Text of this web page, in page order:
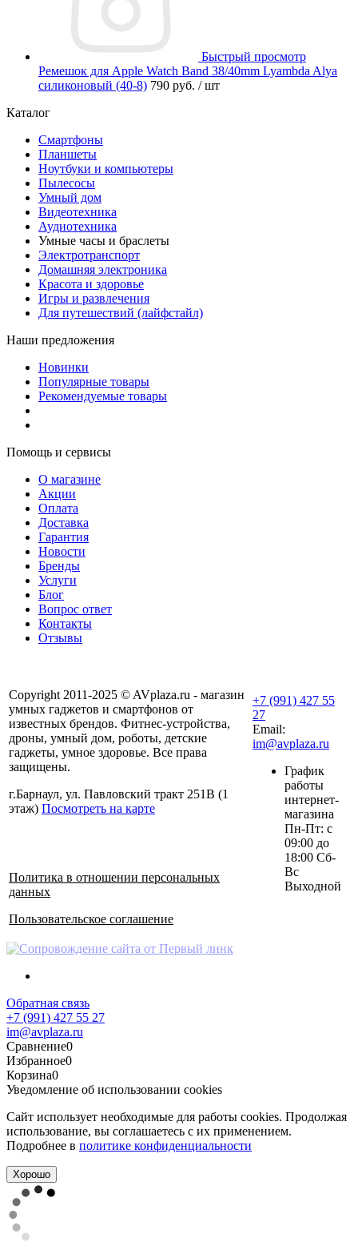
Быстрый просмотр
Ремешок для Apple Watch Band 38/40mm Lyambda Alya
силиконовый (40-8) 790 руб. / шт
Каталог
Смартфоны
Планшеты
Ноутбуки и компьютеры
Пылесосы
Умный дом
Видеотехника
Аудиотехника
Умные часы и браслеты
Электротранспорт
Домашняя электроника
Красота и здоровье
Игры и развлечения
Для путешествий (лайфстайл)
Наши предложения
Новинки
Популярные товары
Рекомендуемые товары
Помощь и сервисы
О магазине
Акции
Оплата
Доставка
Гарантия
Новости
Бренды
Услуги
Блог
Вопрос ответ
Контакты
Отзывы
Copyright 2011-2025 © AVplaza.ru - магазин
умных гаджетов и смартфонов от
известных брендов. Фитнес-устройства,
дроны, умный дом, роботы, детские
гаджеты, умное здоровье. Все права
защищены.
г.Барнаул, ул. Павловский тракт 251В (1
этаж) Посмотреть на карте
Политика в отношении персональных
данных
Пользовательское соглашение
+7 (991) 427 55
27
Email:
im@avplaza.ru
График
работы
интернет-
магазина
Пн-Пт: с
09:00 до
18:00 Сб-
Вс
Выходной
Обратная связь
+7 (991) 427 55 27
im@avplaza.ru
Сравнение0
Избранное0
Корзина0
Уведомление об использовании cookies
Сайт использует необходимые для работы cookies. Продолжая
использование, вы соглашаетесь с их применением.
Подробнее в политике конфиденциальности
Хорошо